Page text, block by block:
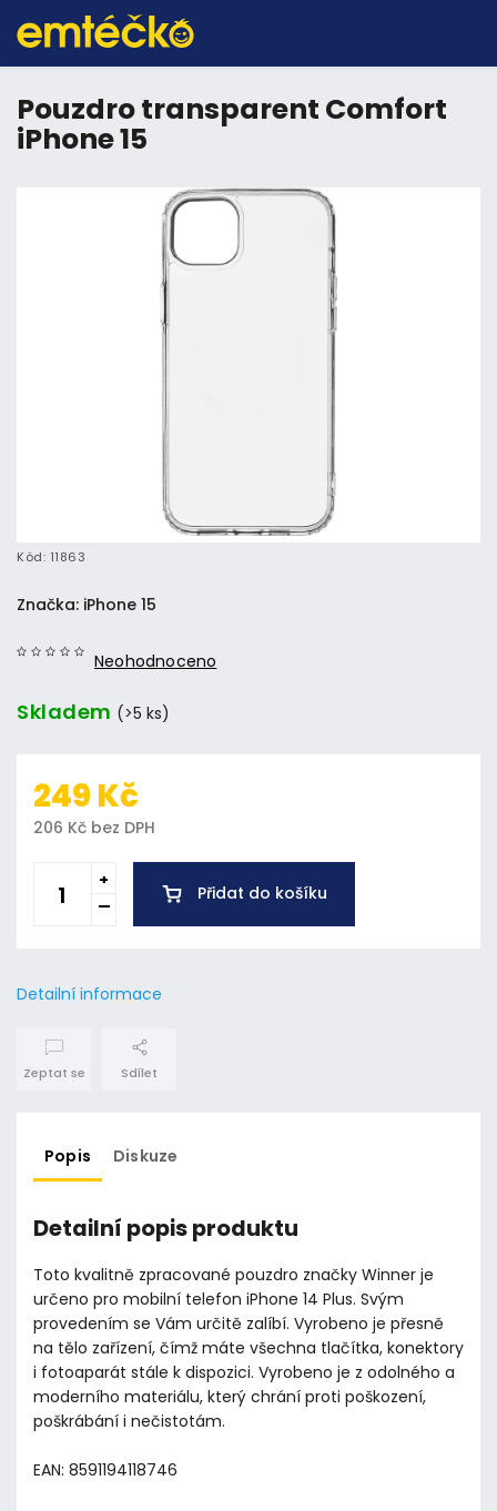
Pouzdro transparent Comfort
iPhone 15
Kód: 11863
Neohodnoceno
Značka: iPhone 15
Skladem (>5 ks)
249 Kč
206 Kč bez DPH
Přidat do košíku
Detailní informace
Zeptat se Sdílet
Popis Diskuze
Detailní popis produktu
Toto kvalitně zpracované pouzdro značky Winner je
určeno pro mobilní telefon iPhone 14 Plus. Svým
provedením se Vám určitě zalíbí. Vyrobeno je přesně
na tělo zařízení, čímž máte všechna tlačítka, konektory
i fotoaparát stále k dispozici. Vyrobeno je z odolného a
moderního materiálu, který chrání proti poškození,
poškrábání i nečistotám.
EAN: 8591194118746